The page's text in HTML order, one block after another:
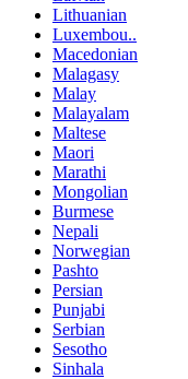
Lithuanian
Luxembou..
Macedonian
Malagasy
Malay
Malayalam
Maltese
Maori
Marathi
Mongolian
Burmese
Nepali
Norwegian
Pashto
Persian
Punjabi
Serbian
Sesotho
Sinhala